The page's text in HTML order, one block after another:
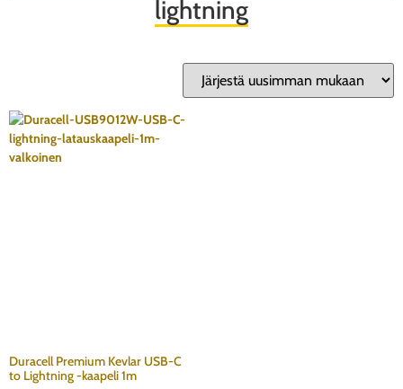
lightning
Duracell Premium Kevlar USB-C
to Lightning -kaapeli 1m